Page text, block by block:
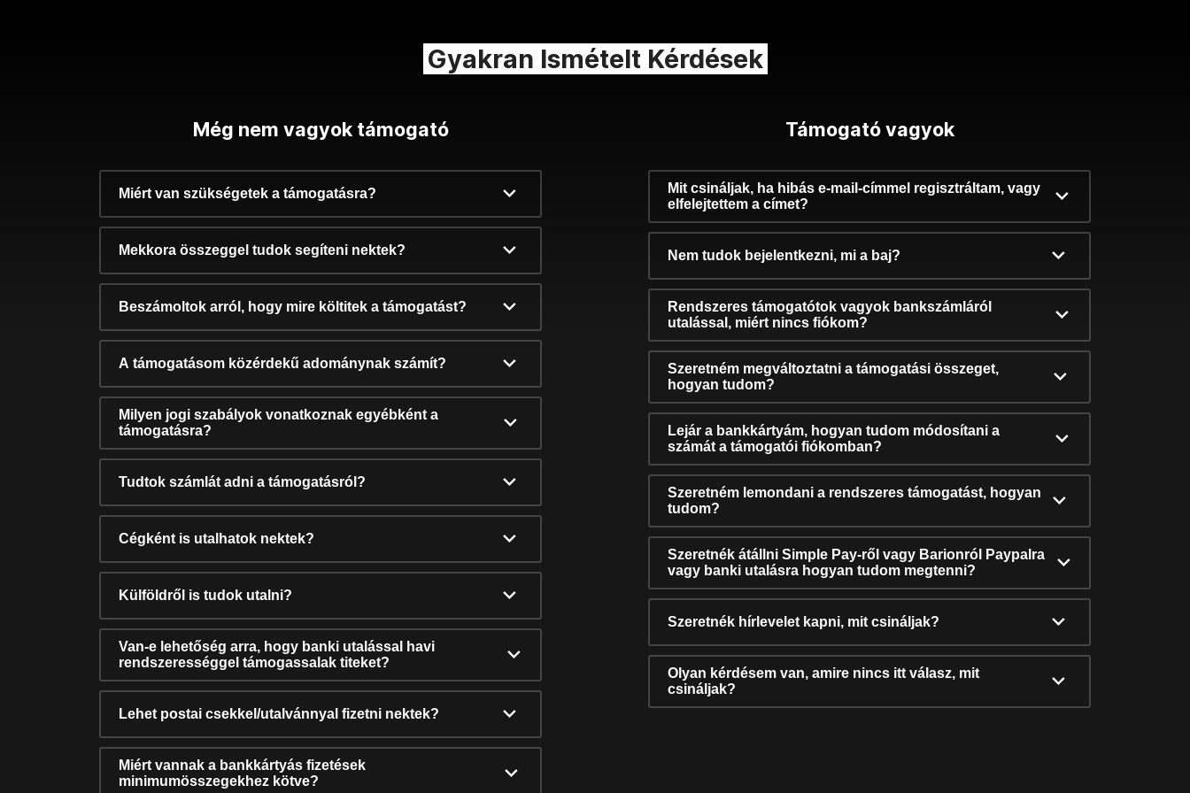
Gyakran Ismételt Kérdések
Még nem vagyok támogató
Miért van szükségetek a támogatásra?
Mekkora összeggel tudok segíteni nektek?
Beszámoltok arról, hogy mire költitek a támogatást?
A támogatásom közérdekű adománynak számít?
Milyen jogi szabályok vonatkoznak egyébként a
támogatásra?
Tudtok számlát adni a támogatásról?
Cégként is utalhatok nektek?
Külföldről is tudok utalni?
Van-e lehetőség arra, hogy banki utalással havi
rendszerességgel támogassalak titeket?
Lehet postai csekkel/utalvánnyal fizetni nektek?
Miért vannak a bankkártyás fizetések
minimumösszegekhez kötve?
Támogató vagyok
Mit csináljak, ha hibás e-mail-címmel regisztráltam, vagy
elfelejtettem a címet?
Nem tudok bejelentkezni, mi a baj?
Rendszeres támogatótok vagyok bankszámláról
utalással, miért nincs fiókom?
Szeretném megváltoztatni a támogatási összeget,
hogyan tudom?
Lejár a bankkártyám, hogyan tudom módosítani a
számát a támogatói fiókomban?
Szeretném lemondani a rendszeres támogatást, hogyan
tudom?
Szeretnék átállni Simple Pay-ről vagy Barionról Paypalra
vagy banki utalásra hogyan tudom megtenni?
Szeretnék hírlevelet kapni, mit csináljak?
Olyan kérdésem van, amire nincs itt válasz, mit
csináljak?